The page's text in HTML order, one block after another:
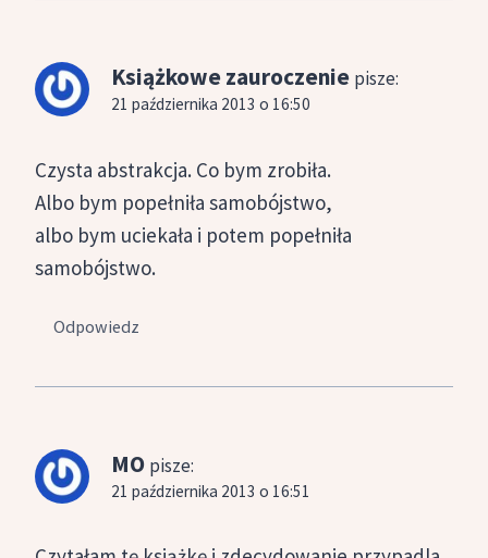
Książkowe zauroczenie pisze:
21 października 2013 o 16:50
Czysta abstrakcja. Co bym zrobiła.
Albo bym popełniła samobójstwo,
albo bym uciekała i potem popełniła
samobójstwo.
Odpowiedz
MO pisze:
21 października 2013 o 16:51